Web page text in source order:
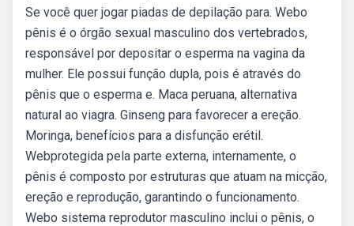
Se você quer jogar piadas de depilação para. Webo
pênis é o órgão sexual masculino dos vertebrados,
responsável por depositar o esperma na vagina da
mulher. Ele possui função dupla, pois é através do
pênis que o esperma e. Maca peruana, alternativa
natural ao viagra. Ginseng para favorecer a ereção.
Moringa, benefícios para a disfunção erétil.
Webprotegida pela parte externa, internamente, o
pênis é composto por estruturas que atuam na micção,
ereção e reprodução, garantindo o funcionamento.
Webo sistema reprodutor masculino inclui o pênis, o